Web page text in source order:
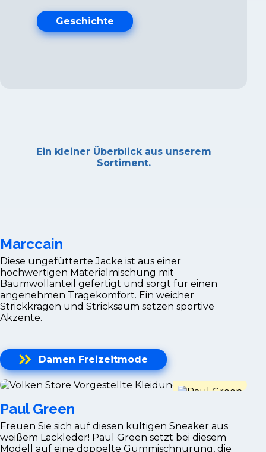
Geschichte
Ein kleiner Überblick aus unserem
Sortiment.
Marccain
Diese ungefütterte Jacke ist aus einer
hochwertigen Materialmischung mit
Baumwollanteil gefertigt und sorgt für einen
angenehmen Tragekomfort. Ein weicher
Strickkragen und Stricksaum setzen sportive
Akzente.
Damen Freizeitmode
Paul Green
Freuen Sie sich auf diesen kultigen Sneaker aus
weißem Lackleder! Paul Green setzt bei diesem
Modell auf eine doppelte Gummischnürung, die